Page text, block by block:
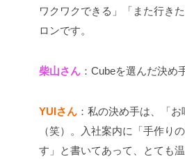
ワクワクできる」「また行き
ロンです。
柴山さん ：Cubeを選んだ決め
YUIさん ：私の決め手は、「
（笑）。入社案内に「手作り
す」と書いてあって、とても